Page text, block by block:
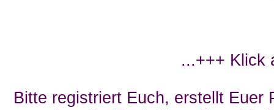
...+++ Klick
Bitte registriert Euch, erstellt Euer